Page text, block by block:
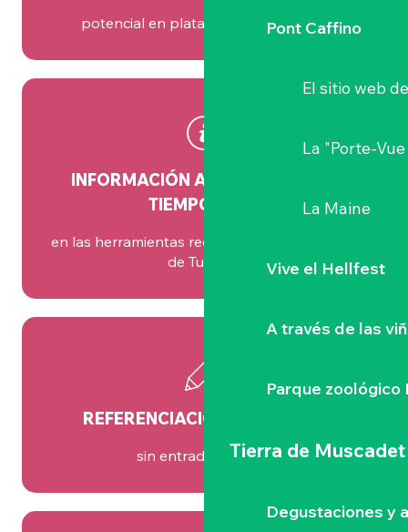
Pont Caffino
El sitio web
La "Porte-Vue
La Maine
Vive el Hellfest
A través de las
Parque zoológico
Tierra de Muscadet
Degustaciones y
potencial en plataformas regionales
INFORMACIÓN ACTUALIZADA EN
TIEMPO REAL
en las herramientas regionales y de la Oficina
de Turismo
REFERENCIACIÓN UNIFICADA,
sin entradas dobles